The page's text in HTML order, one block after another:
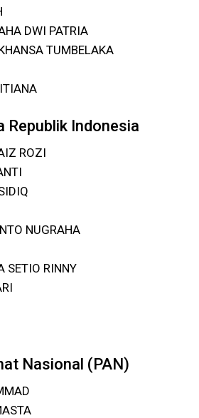
DWI PATRIA
TUMBELAKA
Republik Indonesia
ROZI
NUGRAHA
SETIO RINNY
Nasional (PAN)